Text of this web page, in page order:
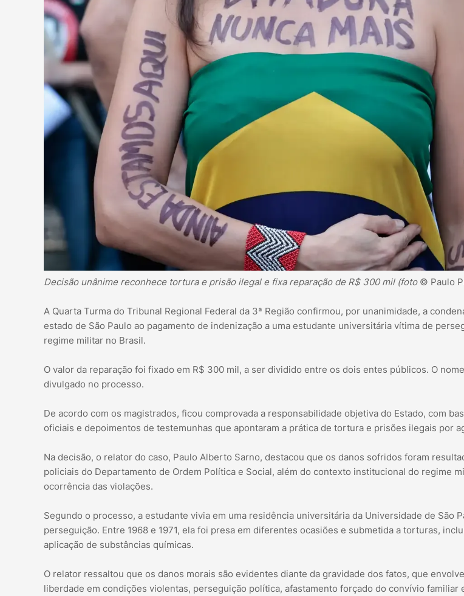
Decisão unânime reconhece tortura e prisão ilegal e fixa reparação de R$ 300 mil (foto © Paulo
A Quarta Turma do Tribunal Regional Federal da 3ª Região confirmou, por unanimidade, a
estado de São Paulo ao pagamento de indenização a uma estudante universitária vítima de
regime militar no Brasil.
O valor da reparação foi fixado em R$ 300 mil, a ser dividido entre os dois entes públicos. O
divulgado no processo.
De acordo com os magistrados, ficou comprovada a responsabilidade objetiva do Estado, com
oficiais e depoimentos de testemunhas que apontaram a prática de tortura e prisões ilegais por
Na decisão, o relator do caso, Paulo Alberto Sarno, destacou que os danos sofridos foram
policiais do Departamento de Ordem Política e Social, além do contexto institucional do regime
ocorrência das violações.
Segundo o processo, a estudante vivia em uma residência universitária da Universidade de São
perseguição. Entre 1968 e 1971, ela foi presa em diferentes ocasiões e submetida a torturas,
aplicação de substâncias químicas.
O relator ressaltou que os danos morais são evidentes diante da gravidade dos fatos, que
liberdade em condições violentas, perseguição política, afastamento forçado do convívio familiar